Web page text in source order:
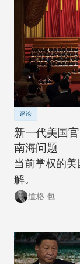
评论
新一代美国
南海问题
当前掌权的
解。
道格 包